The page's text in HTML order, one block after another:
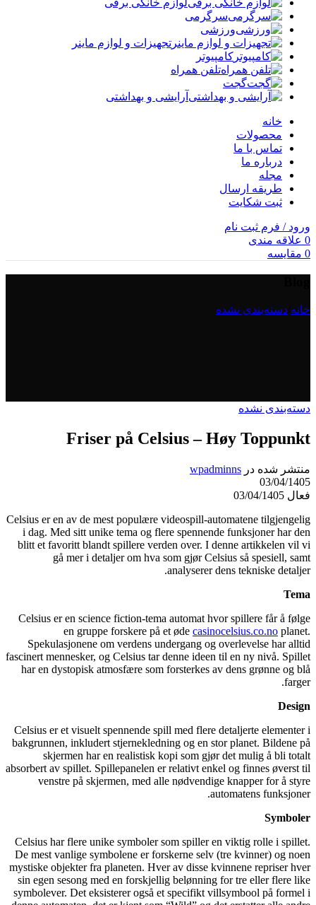
لوازم خانگی برقی
سرگرمی
ورزشی
تجهیزات و لوازم ماینر
کامپیوتر
تلفن همراه
گجت
آرایشی و بهداشتی
خانه
محصولات
تماس با ما
درباره ما
مجله
طریقه ارسال
ثبت شکایت
ورود / فرم ثبت نام
0 علاقه مندی
0 مقایسه
خانه دسته‌بندی نشده
دسته‌بندی نشده
Friser på Celsius – Høy Toppunkt
منتشر شده در wpadminns
03/04/1405
فعال 03/04/1405
Celsius er en av de mest populære videospill-automatene tilgjengelig
i dag. Med sitt unike tema og flere spennende funksjoner har den
blitt et favoritt blandt spillere verden over. I denne artikkelen vil vi
gå mer i detaljer om hva som gjør Celsius så spesiell, samt
analyserer dens tekniske detaljer.
Tema
Celsius er en science fiction-tema automat hvor spillere får å følge
en gruppe forskere på et øde casinocelsius.co.no planet.
Spekulasjonene om verdens undergang og overlevelse har alltid
fascinert mennesker, og Celsius tar denne ideen til en ny nivå. Spillet
har en dystopisk atmosfære som forsterkes av dens grønne og blå
farger.
Design
Celsius er et visuelt spennende spill med flere detaljerte elementer i
bakgrunnen, inkludert stjernekledning og en stor planet. Bildene på
skjermen har en realistisk kopi som gjør det mulig å bli totalt
absorbert av spillet. Spillepanelen er relativt enkel og finnes øverst til
venstre på skjermen, med alle nødvendige knapper for å styre
automatens funksjoner.
Symboler
Celsius har flere unike symboler som spiller en viktig rolle i spillet.
De mest vanlige symbolene er forskerne selv (tre kvinner) og noen
mystiske objekter fra planeten. Hver av disse kvinnene repriser hver
sin egen sesong med en forskjellig belønning for tre eller flere like
symbolever. Det eksisterer også et specifikt villsymbool på formel i